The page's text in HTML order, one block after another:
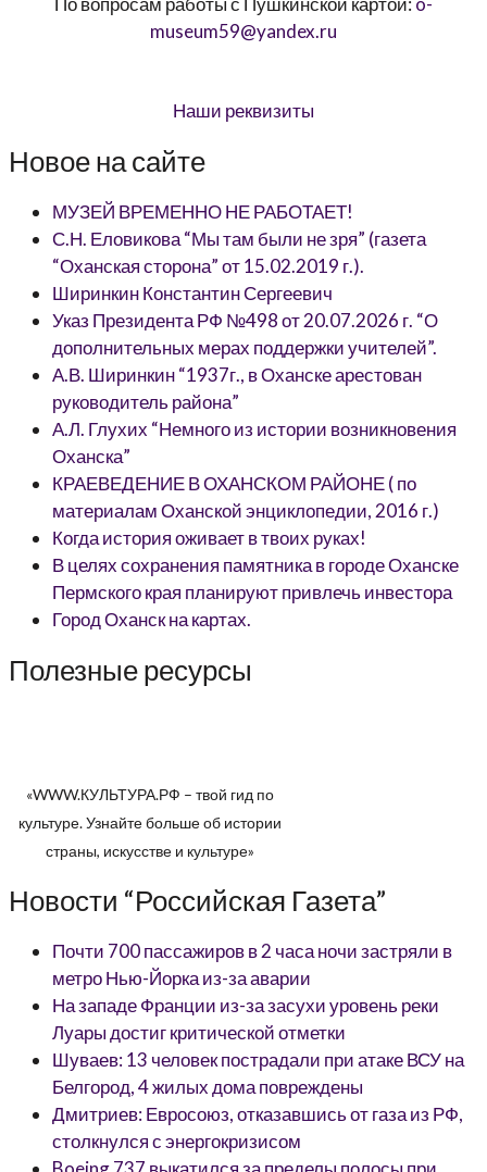
museum59@yandex.ru
Наши реквизиты
Новое на сайте
МУЗЕЙ ВРЕМЕННО НЕ РАБОТАЕТ!
С.Н. Еловикова “Мы там были не зря” (газета
“Оханская сторона” от 15.02.2019 г.).
Ширинкин Константин Сергеевич
Указ Президента РФ №498 от 20.07.2026 г. “О
дополнительных мерах поддержки учителей”.
А.В. Ширинкин “1937г., в Оханске арестован
руководитель района”
А.Л. Глухих “Немного из истории возникновения
Оханска”
КРАЕВЕДЕНИЕ В ОХАНСКОМ РАЙОНЕ ( по
материалам Оханской энциклопедии, 2016 г.)
Когда история оживает в твоих руках!
В целях сохранения памятника в городе Оханске
Пермского края планируют привлечь инвестора
Город Оханск на картах.
Полезные ресурсы
«WWW.КУЛЬТУРА.РФ – твой гид по
культуре. Узнайте больше об истории
страны, искусстве и культуре»
Новости “Российская Газета”
Почти 700 пассажиров в 2 часа ночи застряли в
метро Нью-Йорка из-за аварии
На западе Франции из-за засухи уровень реки
Луары достиг критической отметки
Шуваев: 13 человек пострадали при атаке ВСУ на
Белгород, 4 жилых дома повреждены
Дмитриев: Евросоюз, отказавшись от газа из РФ,
столкнулся с энергокризисом